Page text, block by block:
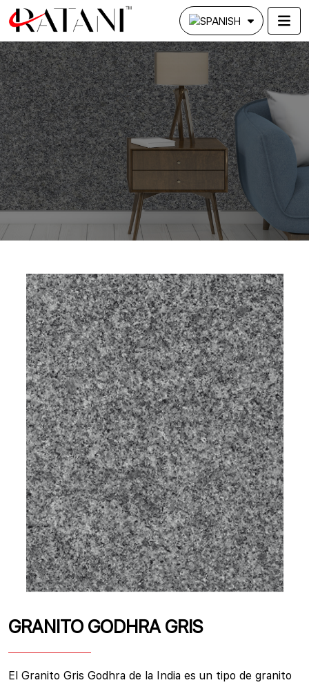
GRANITO GODHRA GRIS
El Granito Gris Godhra de la India es un tipo de granito